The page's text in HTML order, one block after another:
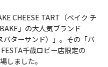
CHEESE TART（ベイク チ
」の大人気ブランド
バターサンド）」。その「バ
千歳ロビー店限定の
しました。